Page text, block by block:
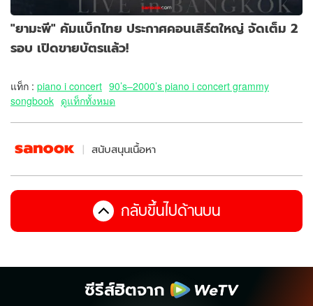
"ยามะพี" คัมแบ็กไทย ประกาศคอนเสิร์ตใหญ่ จัดเต็ม 2
รอบ เปิดขายบัตรแล้ว!
แท็ก : piano i concert 90’s–2000’s piano i concert grammy
songbook ดูแท็กทั้งหมด
สนับสนุนเนื้อหา
กลับขึ้นไปด้านบน
ซีรีส์ฮิตจาก